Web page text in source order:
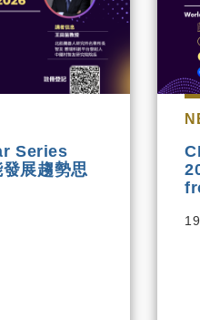
Series
展趨勢思